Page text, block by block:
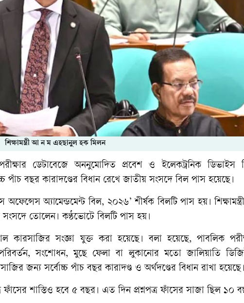
শিক্ষামন্ত্রী আ ন ম এহছানুল হক মিলন
ডেটাবেজে অননুমোদিত প্রবেশ ও ইলেকট্রনিক ডিভাইস
পাঁচ বছর কারাদণ্ডের বিধান রেখে জাতীয় সংসদে বিল পাস হয়েছে।
অ্যামেন্ডমেন্ট বিল, ২০২৬’ শীর্ষক বিলটি পাস হয়।
তোলেন। কণ্ঠভোটে বিলটি পাস হয়।
কারসাজির সংজ্ঞা যুক্ত করা হয়েছে। বলা হয়েছে, পাবলিক
সংশোধন, মুছে ফেলা বা লুকানোর মতো জালিয়াতি
জন্য সর্বোচ্চ পাঁচ বছর কারাদণ্ড ও অর্থদণ্ডের বিধান রাখা হয়েছে।
ফাঁসের শাস্তিও হবে ৫ বছর। এত দিন প্রশ্নপত্র ফাঁসের সাজা ছিল ১০